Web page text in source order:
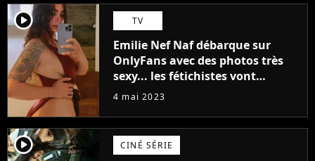
player2 TV
Emilie Nef Naf débarque sur
OnlyFans avec des photos très
sexy... les fétichistes vont
prendre leur pied !
4 mai 2023
player2 CINÉ SÉRIE